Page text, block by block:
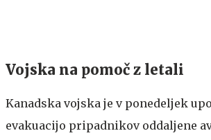
Vojska na pomoč z letali
Kanadska vojska je v ponedeljek
evakuacijo pripadnikov oddaljene